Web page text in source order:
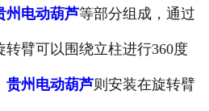
贵州液压夹轨器
州电动葫芦等部分组成，通过
臂可以围绕立柱进行360度
贵州电动葫芦则安装在旋转臂